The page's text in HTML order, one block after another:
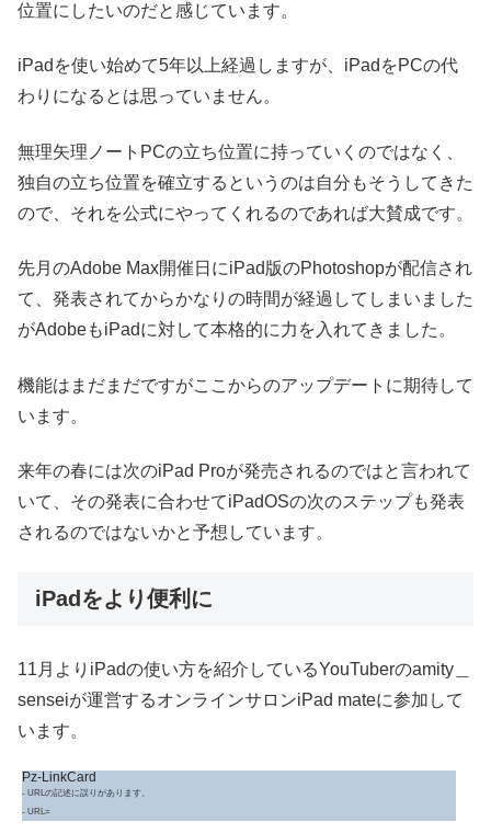
位置にしたいのだと感じています。
iPadを使い始めて5年以上経過しますが、iPadをPCの代
わりになるとは思っていません。
無理矢理ノートPCの立ち位置に持っていくのではなく、
独自の立ち位置を確立するというのは自分もそうしてきた
ので、それを公式にやってくれるのであれば大賛成です。
先月のAdobe Max開催日にiPad版のPhotoshopが配信され
て、発表されてからかなりの時間が経過してしまいました
がAdobeもiPadに対して本格的に力を入れてきました。
機能はまだまだですがここからのアップデートに期待して
います。
来年の春には次のiPad Proが発売されるのではと言われて
いて、その発表に合わせてiPadOSの次のステップも発表
されるのではないかと予想しています。
iPadをより便利に
11月よりiPadの使い方を紹介しているYouTuberのamity＿
senseiが運営するオンラインサロンiPad mateに参加して
います。
Pz-LinkCard
- URLの記述に誤りがあります。
- URL=